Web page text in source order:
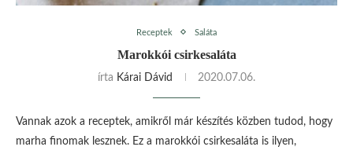
Receptek Saláta
Marokkói csirkesaláta
írta Kárai Dávid 2020.07.06.
Vannak azok a receptek, amikről már készítés közben tudod, hogy
marha finomak lesznek. Ez a marokkói csirkesaláta is ilyen,